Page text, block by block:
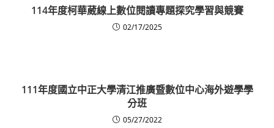
114年度柯華葳線上數位閱讀專題探究學習與競賽
02/17/2025
111年度國立中正大學清江推廣暨數位中心海外遊學學
分班
05/27/2022